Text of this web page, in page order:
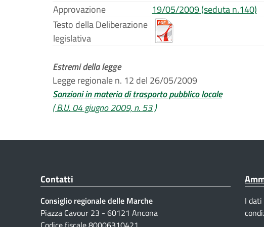
Approvazione
19/05/2009 (seduta n.140)
Testo della Deliberazione
legislativa
Estremi della legge
Legge regionale n. 12 del 26/05/2009
Sanzioni in materia di trasporto pubblico locale
( B.U. 04 giugno 2009, n. 53 )
Contatti
Consiglio regionale delle Marche
Piazza Cavour 23 - 60121 Ancona
I